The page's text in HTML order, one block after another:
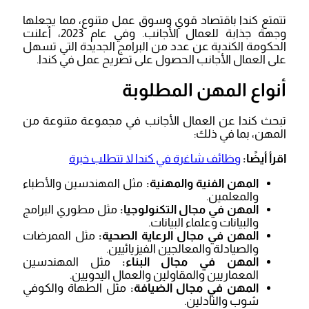
تتمتع كندا باقتصاد قوي وسوق عمل متنوع، مما يجعلها
وجهة جذابة للعمال الأجانب. وفي عام 2023، أعلنت
الحكومة الكندية عن عدد من البرامج الجديدة التي تسهل
على العمال الأجانب الحصول على تصريح عمل في كندا.
أنواع المهن المطلوبة
تبحث كندا عن العمال الأجانب في مجموعة متنوعة من
المهن، بما في ذلك:
اقرأ أيضًا: وظائف شاغرة في كندا لا تتطلب خبرة
المهن الفنية والمهنية:مثل المهندسين والأطباء
والمعلمين.
المهن في مجال التكنولوجيا:مثل مطوري البرامج
والبيانات وعلماء البيانات.
المهن في مجال الرعاية الصحية:مثل الممرضات
والصيادلة والمعالجين الفيزيائيين.
المهن في مجال البناء:مثل المهندسين
المعماريين والمقاولين والعمال اليدويين.
المهن في مجال الضيافة:مثل الطهاة والكوفي
شوب والنادلين.